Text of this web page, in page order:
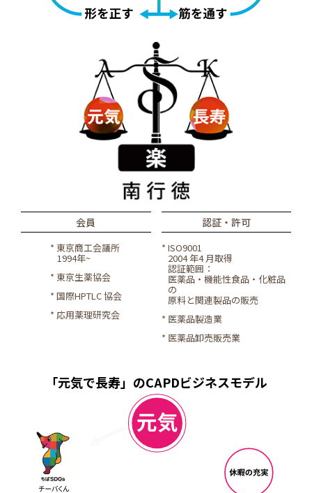
会員
* 東京商工会議所
1994年~
* 東京生薬協会
* 国際HPTLC 協会
* 応用薬理研究会
認証・許可
* ISO9001
2004 年4 ⽉取得
認証範囲：
医薬品・機能性⾷品・化粧品
の
原料と関連製品の販売
* 医薬品製造業
* 医薬品卸売販売業
「元気で長寿」のCAPDビジネスモデル